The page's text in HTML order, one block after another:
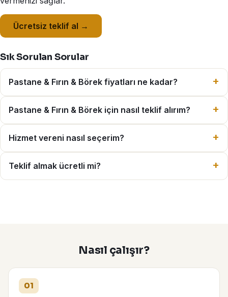
Ücretsiz teklif al →
Sık Sorulan Sorular
Pastane & Fırın & Börek fiyatları ne kadar?
Pastane & Fırın & Börek için nasıl teklif alırım?
Hizmet vereni nasıl seçerim?
Teklif almak ücretli mi?
Nasıl çalışır?
01